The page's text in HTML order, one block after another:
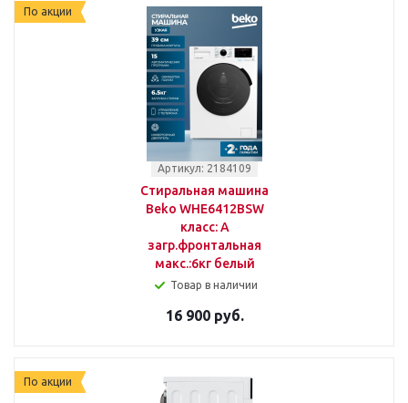
По акции
Артикул: 2184109
Стиральная машина
Beko WHE6412BSW
класс: A
загр.фронтальная
макс.:6кг белый
Товар в наличии
16 900 руб.
По акции